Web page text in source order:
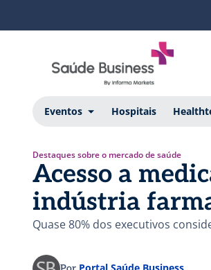
Eventos Hospitais
Destaques sobre o mercado de saúde
Acesso a
indústria
Quase 80% dos executivos